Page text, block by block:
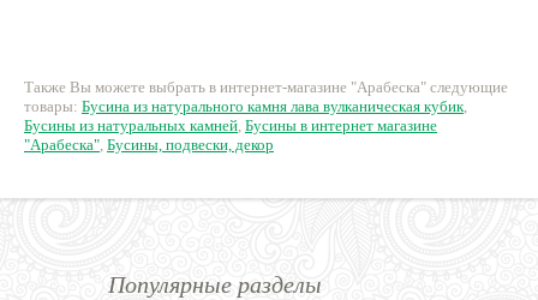
Также Вы можете выбрать в интернет-магазине "Арабеска" следующие
товары: Бусина из натурального камня лава вулканическая кубик,
Бусины из натуральных камней, Бусины в интернет магазине
"Арабеска", Бусины, подвески, декор
Популярные разделы